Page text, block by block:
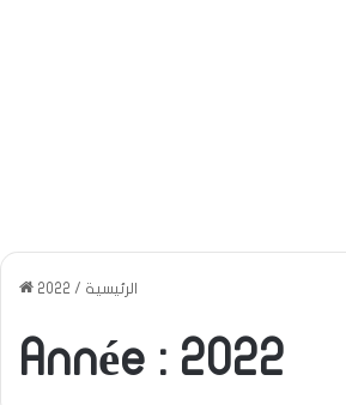
الرئيسية /
2022
Année : 2022